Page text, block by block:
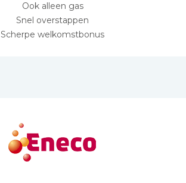
Ook alleen gas
Snel overstappen
Scherpe welkomstbonus